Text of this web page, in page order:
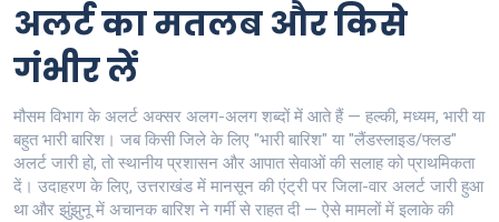
अलर्ट का मतलब और किसे
गंभीर लें
मौसम विभाग के अलर्ट अक्सर अलग-अलग शब्दों में आते हैं — हल्की, मध्यम, भारी या
बहुत भारी बारिश। जब किसी जिले के लिए "भारी बारिश" या "लैंडस्लाइड/फ्लड"
अलर्ट जारी हो, तो स्थानीय प्रशासन और आपात सेवाओं की सलाह को प्राथमिकता
दें। उदाहरण के लिए, उत्तराखंड में मानसून की एंट्री पर जिला-वार अलर्ट जारी हुआ
था और झुंझुनू में अचानक बारिश ने गर्मी से राहत दी — ऐसे मामलों में इलाके की